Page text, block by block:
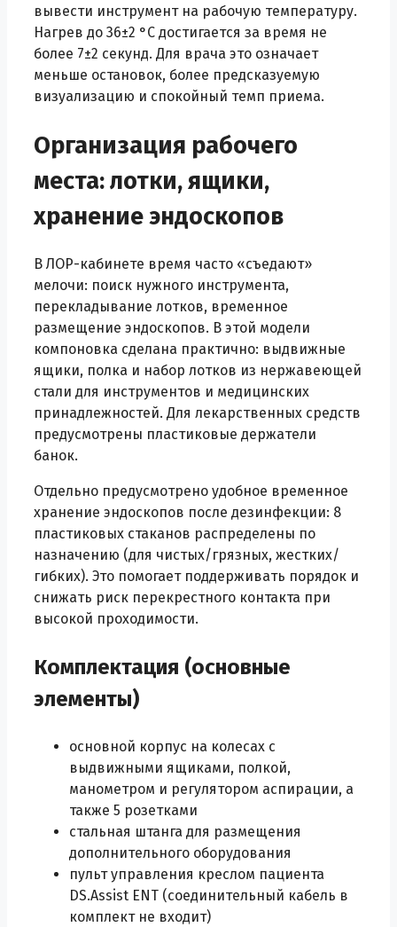
вывести инструмент на рабочую температуру.
Нагрев до 36±2 °C достигается за время не
более 7±2 секунд. Для врача это означает
меньше остановок, более предсказуемую
визуализацию и спокойный темп приема.
Организация рабочего
места: лотки, ящики,
хранение эндоскопов
В ЛОР-кабинете время часто «съедают»
мелочи: поиск нужного инструмента,
перекладывание лотков, временное
размещение эндоскопов. В этой модели
компоновка сделана практично: выдвижные
ящики, полка и набор лотков из нержавеющей
стали для инструментов и медицинских
принадлежностей. Для лекарственных средств
предусмотрены пластиковые держатели
банок.
Отдельно предусмотрено удобное временное
хранение эндоскопов после дезинфекции: 8
пластиковых стаканов распределены по
назначению (для чистых/грязных, жестких/
гибких). Это помогает поддерживать порядок и
снижать риск перекрестного контакта при
высокой проходимости.
Комплектация (основные
элементы)
основной корпус на колесах с
выдвижными ящиками, полкой,
манометром и регулятором аспирации, а
также 5 розетками
стальная штанга для размещения
дополнительного оборудования
пульт управления креслом пациента
DS.Assist ENT (соединительный кабель в
комплект не входит)